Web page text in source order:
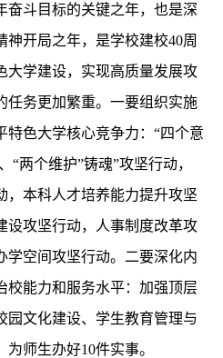
奋斗目标的关键之年，也是深
神开局之年，是学校建校40周
大学建设，实现高质量发展攻
任务更加繁重。一要组织实施
特色大学核心竞争力：“四个意
“两个维护”铸魂”攻坚行动，
，本科人才培养能力提升攻坚
设攻坚行动，人事制度改革攻
学空间攻坚行动。二要深化内
校能力和服务水平：加强顶层
园文化建设、学生教育管理与
为师生办好10件实事。